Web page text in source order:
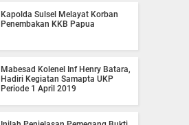
Kapolda Sulsel Melayat Korban
Penembakan KKB Papua
Mabesad Kolenel Inf Henry Batara,
Hadiri Kegiatan Samapta UKP
Periode 1 April 2019